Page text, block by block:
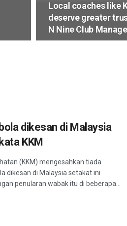
Local coaches like
deserve greater
N Nine Club
dikesan di Malaysia
KKM
(KKM) mengesahkan tiada
dikesan di Malaysia setakat ini
penularan wabak itu di beberapa...